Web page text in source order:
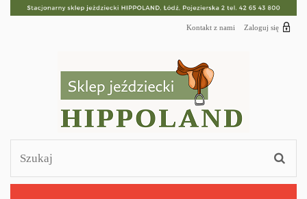
Zaloguj się
Kontakt z nami